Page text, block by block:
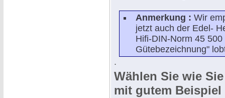
Anmerkung : Wir
jetzt auch der Edel-
Hifi-DIN-Norm 45
Gütebezeichnung"
.
Wählen Sie wie
mit gutem Beispiel